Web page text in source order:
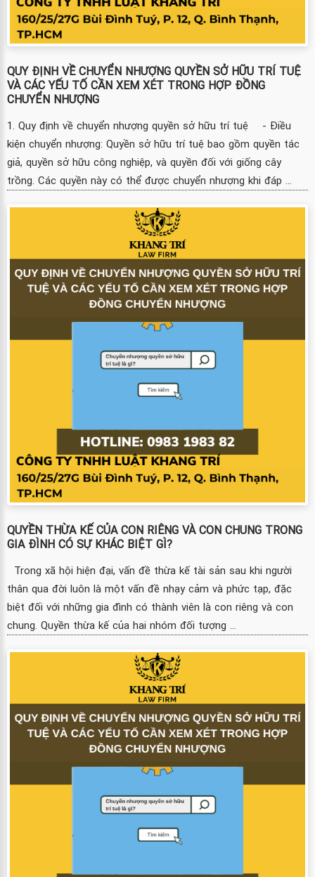
QUY ĐỊNH VỀ CHUYỂN NHƯỢNG QUYỀN SỞ HỮU TRÍ TUỆ
VÀ CÁC YẾU TỐ CẦN XEM XÉT TRONG HỢP ĐỒNG
CHUYỂN NHƯỢNG
1. Quy định về chuyển nhượng quyền sở hữu trí tuệ - Điều
kiện chuyển nhượng: Quyền sở hữu trí tuệ bao gồm quyền tác
giả, quyền sở hữu công nghiệp, và quyền đối với giống cây
trồng. Các quyền này có thể được chuyển nhượng khi đáp ...
QUYỀN THỪA KẾ CỦA CON RIÊNG VÀ CON CHUNG TRONG
GIA ĐÌNH CÓ SỰ KHÁC BIỆT GÌ?
Trong xã hội hiện đại, vấn đề thừa kế tài sản sau khi người
thân qua đời luôn là một vấn đề nhạy cảm và phức tạp, đặc
biệt đối với những gia đình có thành viên là con riêng và con
chung. Quyền thừa kế của hai nhóm đối tượng ...